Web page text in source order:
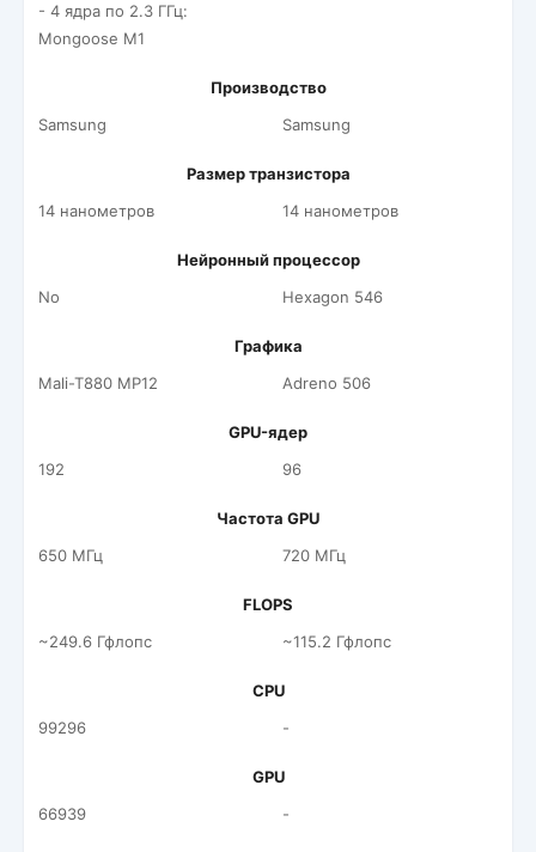
- 4 ядра по 2.3 ГГц:
Mongoose M1
Производство
Samsung
Samsung
Размер транзистора
14 нанометров
14 нанометров
Нейронный процессор
No
Hexagon 546
Графика
Mali-T880 MP12
Adreno 506
GPU-ядер
192
96
Частота GPU
650 МГц
720 МГц
FLOPS
~249.6 Гфлопс
~115.2 Гфлопс
CPU
99296
-
GPU
66939
-